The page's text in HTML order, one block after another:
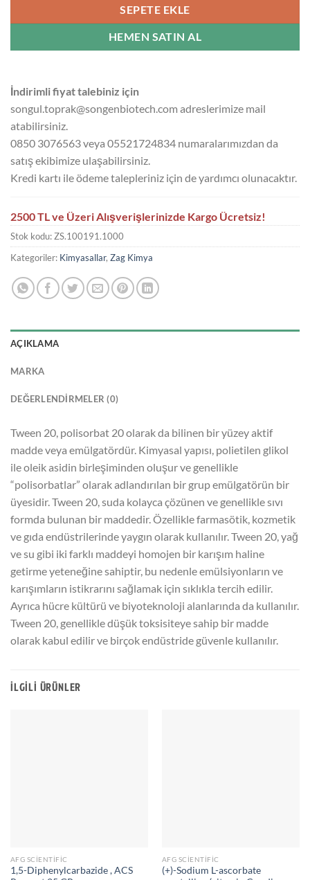
SEPETE EKLE
HEMEN SATIN AL
İndirimli fiyat talebiniz için
songul.toprak@songenbiotech.com adreslerimize mail
atabilirsiniz.
0850 3076563 veya 05521724834 numaralarımızdan da
satış ekibimize ulaşabilirsiniz.
Kredi kartı ile ödeme talepleriniz için de yardımcı olunacaktır.
2500 TL ve Üzeri Alışverişlerinizde Kargo Ücretsiz!
Stok kodu:ZS.100191.1000
Kategoriler: Kimyasallar, Zag Kimya
AÇIKLAMA
MARKA
DEĞERLENDIRMELER (0)
Tween 20, polisorbat 20 olarak da bilinen bir yüzey aktif
madde veya emülgatördür. Kimyasal yapısı, polietilen glikol
ile oleik asidin birleşiminden oluşur ve genellikle
“polisorbatlar” olarak adlandırılan bir grup emülgatörün bir
üyesidir. Tween 20, suda kolayca çözünen ve genellikle sıvı
formda bulunan bir maddedir. Özellikle farmasötik, kozmetik
ve gıda endüstrilerinde yaygın olarak kullanılır. Tween 20, yağ
ve su gibi iki farklı maddeyi homojen bir karışım haline
getirme yeteneğine sahiptir, bu nedenle emülsiyonların ve
karışımların istikrarını sağlamak için sıklıkla tercih edilir.
Ayrıca hücre kültürü ve biyoteknoloji alanlarında da kullanılır.
Tween 20, genellikle düşük toksisiteye sahip bir madde
olarak kabul edilir ve birçok endüstride güvenle kullanılır.
İLGILI ÜRÜNLER
AFG SCIENTIFIC
1,5-Diphenylcarbazide , ACS
AFG SCIENTIFIC
(+)-Sodium L-ascorbate